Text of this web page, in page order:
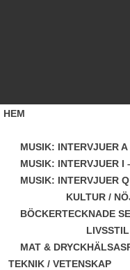
HEM
MUSIK: INTERVJUER A
MUSIK: INTERVJUER I
MUSIK: INTERVJUER
KULTUR /
BÖCKERTECKNADE
LIVSSTIL
MAT & DRYCKHÄLSA
TEKNIK / VETENSKAP